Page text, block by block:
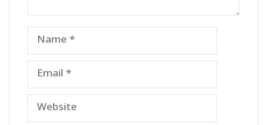
Name
Email
Website